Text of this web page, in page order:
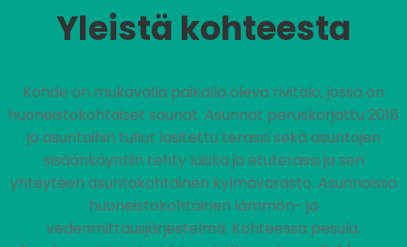
Yleistä kohteesta
Kohde on mukavalla paikalla oleva rivitalo, jossa on
huoneistokohtaiset saunat. Asunnot peruskorjattu 2018
ja asuntoihin tullut lasitettu terassi sekä asuntojen
sisäänkäyntiin tehty luiska ja etuterassi ja sen
yhteyteen asuntokohtainen kylmävarasto. Asunnoissa
huoneistokohtainen lämmön- ja
vedenmittausjärjestelmä. Kohteessa pesula.